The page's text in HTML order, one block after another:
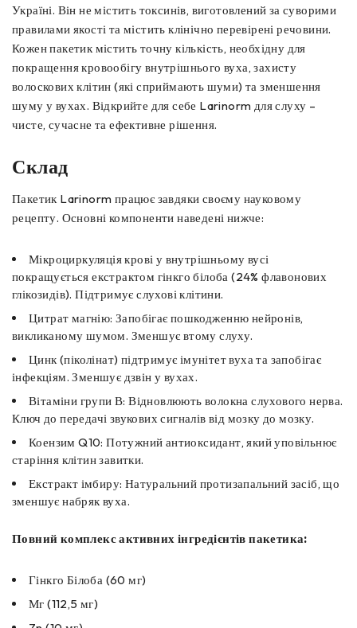
Україні. Він не містить токсинів, виготовлений за суворими
правилами якості та містить клінічно перевірені речовини.
Кожен пакетик містить точну кількість, необхідну для
покращення кровообігу внутрішнього вуха, захисту
волоскових клітин (які сприймають шуми) та зменшення
шуму у вухах. Відкрийте для себе Larinorm для слуху –
чисте, сучасне та ефективне рішення.
Склад
Пакетик Larinorm працює завдяки своєму науковому
рецепту. Основні компоненти наведені нижче:
Мікроциркуляція крові у внутрішньому вусі
покращується екстрактом гінкго білоба (24% флавонових
глікозидів). Підтримує слухові клітини.
Цитрат магнію: Запобігає пошкодженню нейронів,
викликаному шумом. Зменшує втому слуху.
Цинк (піколінат) підтримує імунітет вуха та запобігає
інфекціям. Зменшує дзвін у вухах.
Вітаміни групи В: Відновлюють волокна слухового нерва.
Ключ до передачі звукових сигналів від мозку до мозку.
Коензим Q10: Потужний антиоксидант, який уповільнює
старіння клітин завитки.
Екстракт імбиру: Натуральний протизапальний засіб, що
зменшує набряк вуха.
Повний комплекс активних інгредієнтів пакетика:
Гінкго Білоба (60 мг)
Мг (112,5 мг)